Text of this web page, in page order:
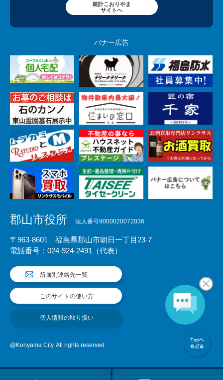
統計こおりやま
サイトへ
バナー広告
郡山市役所 法人番号9000020072036
〒963-8601 福島県郡山市朝日一丁目23-7
電話番号：024-924-2491（代表）
所属別連絡先一覧
このサイトの使い方
個人情報の取り扱い
@Koriyama City. All rights reserved.